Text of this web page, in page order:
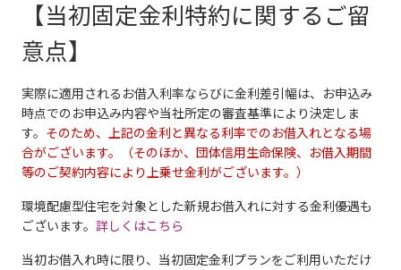
【当初固定金利特約に関するご留
意点】
実際に適用されるお借入利率ならびに金利差引幅は、お申込み
時点でのお申込み内容や当社所定の審査基準により決定しま
す。 そのため、上記の金利と異なる利率でのお借入れとなる場
合がございます。（そのほか、団体信用生命保険、お借入期間
等のご契約内容により上乗せ金利がございます。）
環境配慮型住宅を対象とした新規お借入れに対する金利優遇も
ございます。 詳しくはこちら
当初お借入れ時に限り、当初固定金利プランをご利用いただけ